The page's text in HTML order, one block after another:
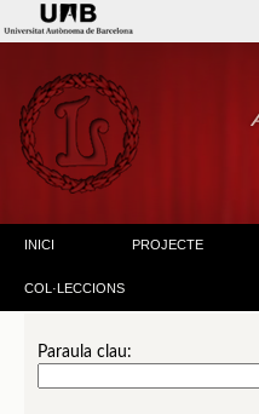
INICI PROJECTE
COL·LECCIONS
Paraula clau: